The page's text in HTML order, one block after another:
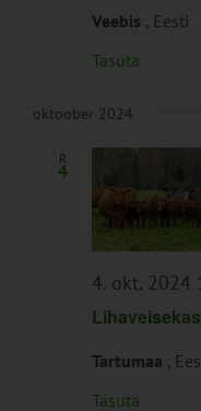
Veebis , Eesti
Tasuta
oktoober 2024
R
4
4. okt. 2024
Tartumaa ,
Tasuta